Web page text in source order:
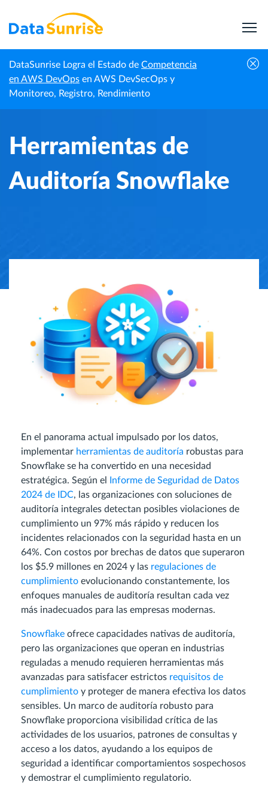
DataSunrise Logra el Estado de Competencia
en AWS DevOps en AWS DevSecOps y
Monitoreo, Registro, Rendimiento
Inicio Centro de Conocimiento Herramientas de Auditoría Snowflake
Herramientas de
Auditoría Snowflake
En el panorama actual impulsado por los datos,
implementar herramientas de auditoría robustas para
Snowflake se ha convertido en una necesidad
estratégica. Según el
Informe de Seguridad de Datos
2024 de IDC, las organizaciones con soluciones de
auditoría integrales detectan posibles violaciones de
cumplimiento un 97% más rápido y reducen los
incidentes relacionados con la seguridad hasta en un
64%. Con costos por brechas de datos que superaron
los $5.9 millones en 2024 y las regulaciones de
cumplimiento evolucionando constantemente, los
enfoques manuales de auditoría resultan cada vez
más inadecuados para las empresas modernas.
Snowflake ofrece capacidades nativas de auditoría,
pero las organizaciones que operan en industrias
reguladas a menudo requieren herramientas más
avanzadas para satisfacer estrictos requisitos de
cumplimiento y proteger de manera efectiva los datos
sensibles. Un marco de auditoría robusto para
Snowflake proporciona visibilidad crítica de las
actividades de los usuarios, patrones de consultas y
acceso a los datos, ayudando a los equipos de
seguridad a identificar comportamientos sospechosos
y demostrar el cumplimiento regulatorio.